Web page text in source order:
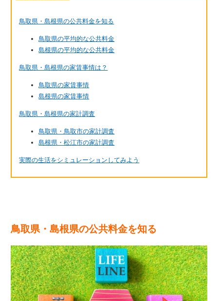
鳥取県・島根県の公共料金を知る
鳥取県の平均的な公共料金
島根県の平均的な公共料金
鳥取県・島根県の家賃事情は？
鳥取県の家賃事情
島根県の家賃事情
鳥取県・島根県の家計調査
鳥取県・鳥取市の家計調査
島根県・松江市の家計調査
実際の生活をシミュレーションしてみよう
鳥取県・島根県の公共料金を知る